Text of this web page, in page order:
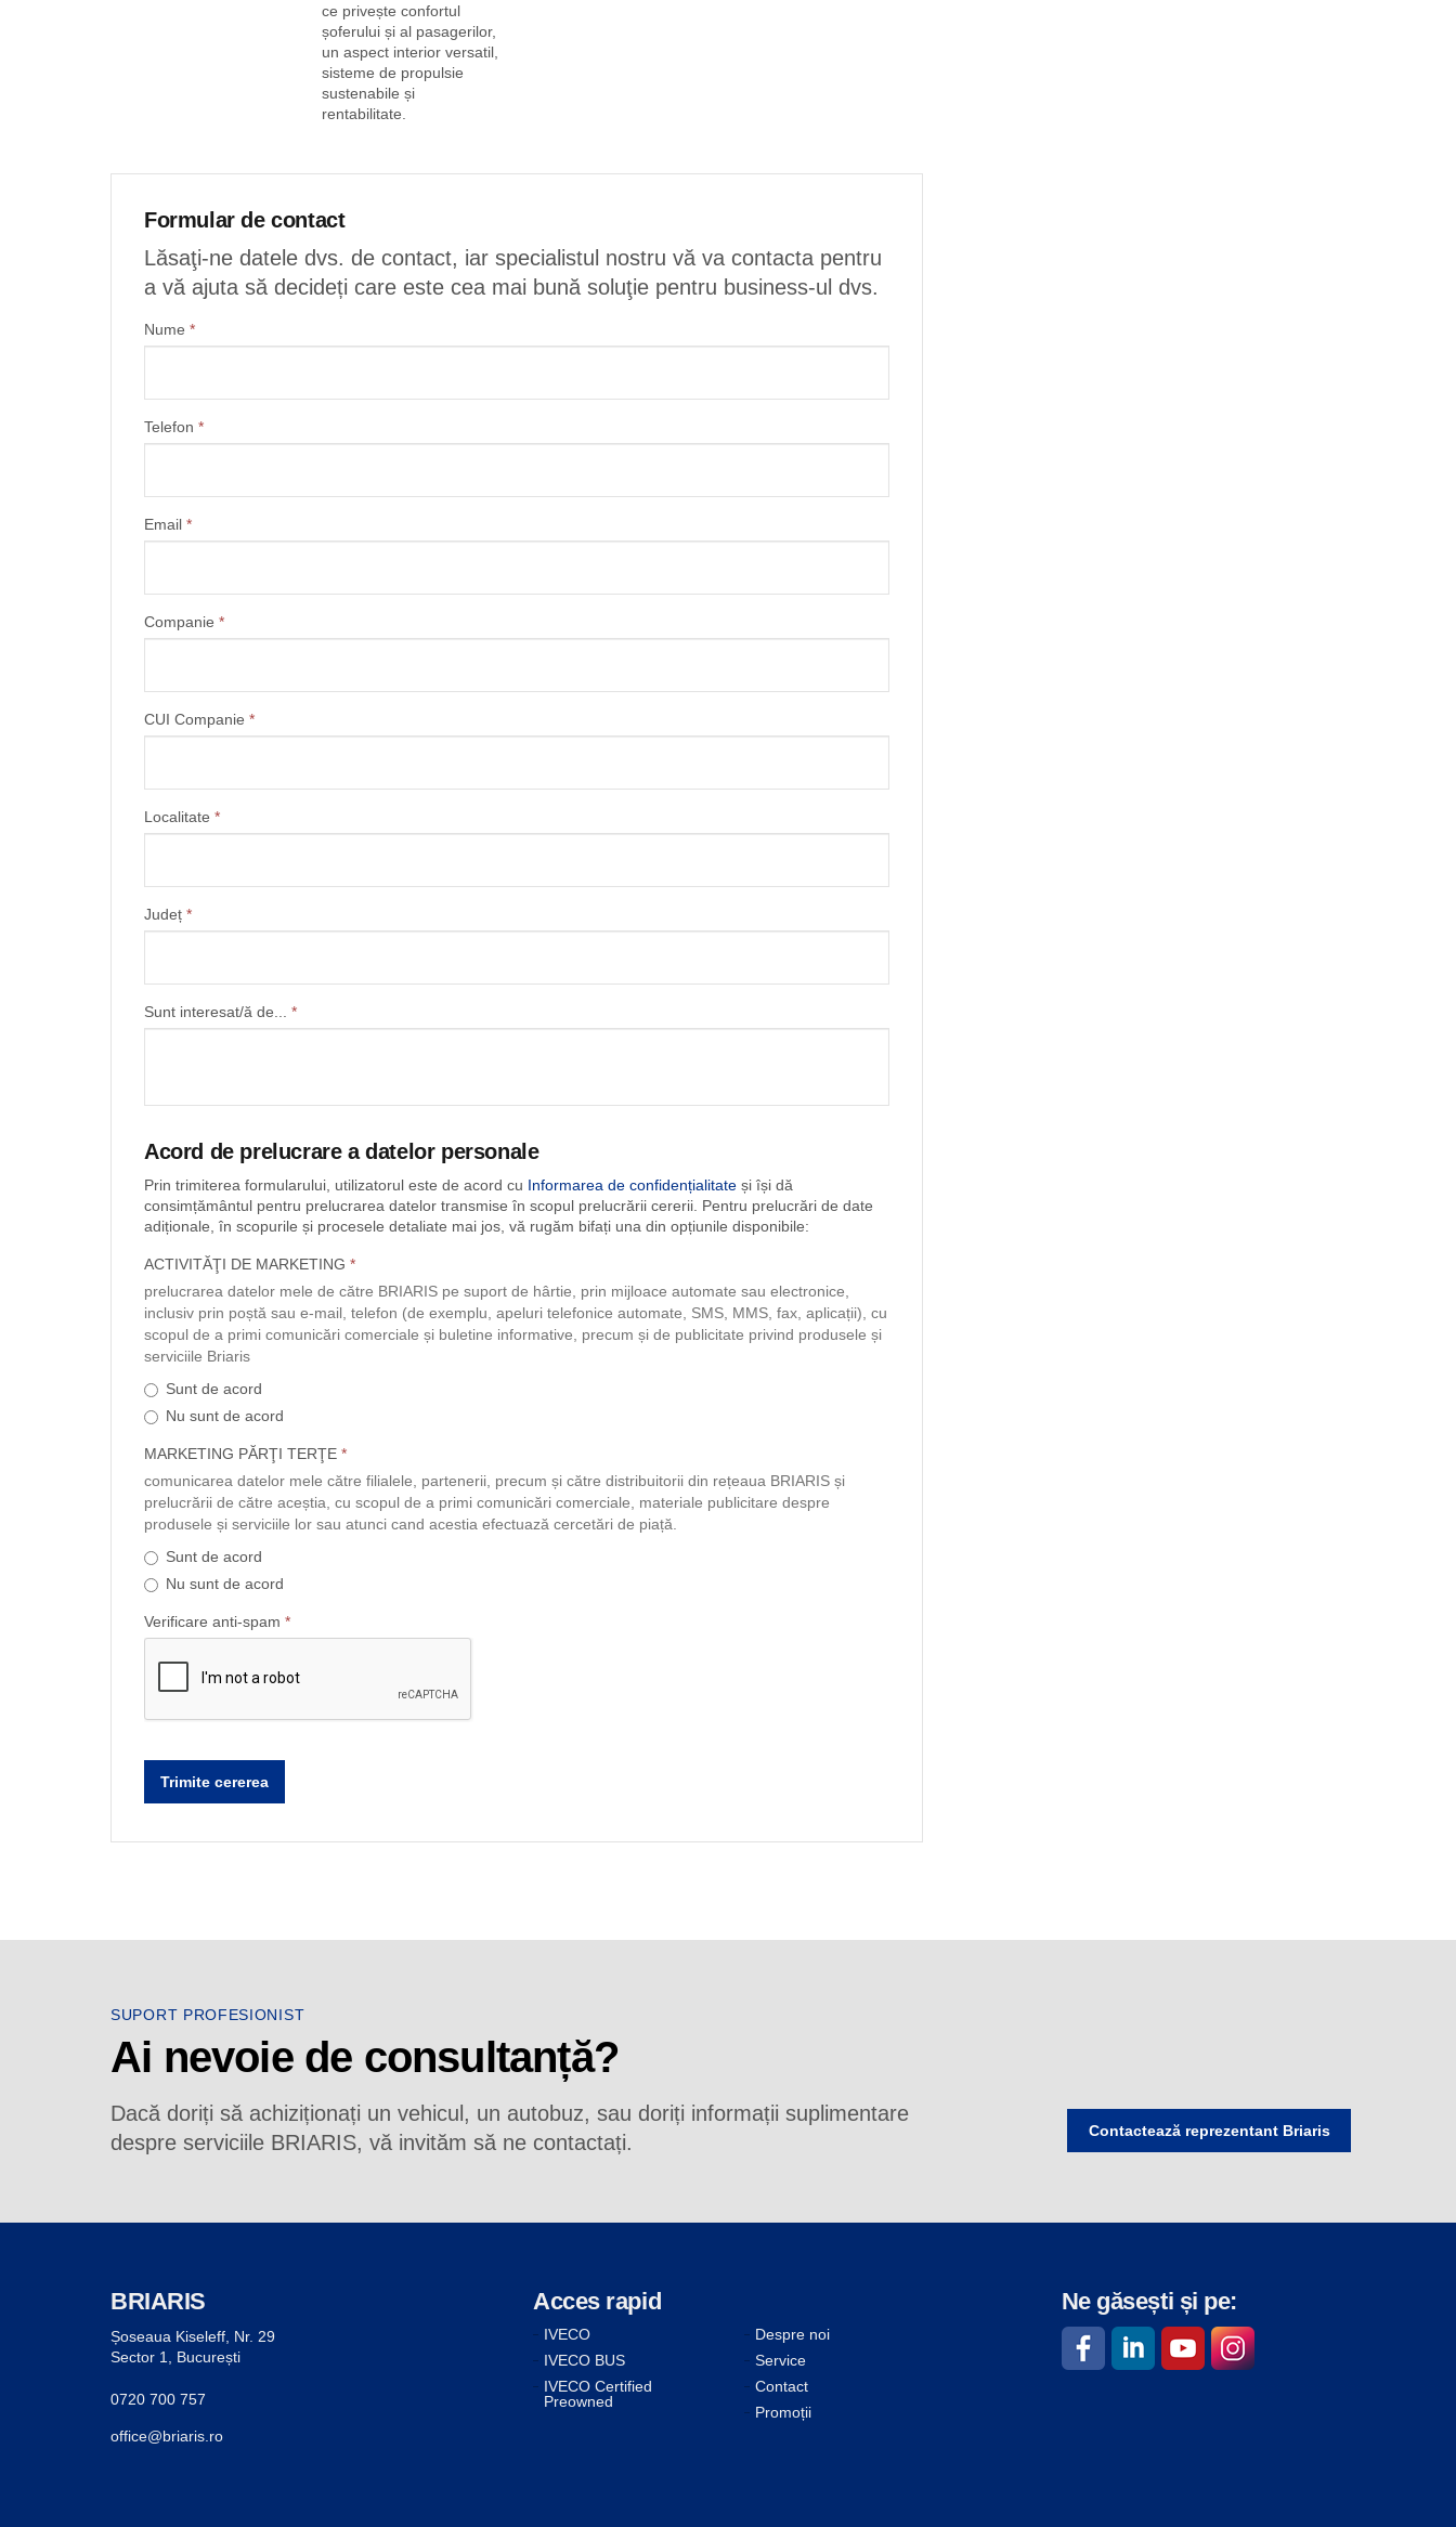
ce privește confortul
șoferului și al pasagerilor,
un aspect interior versatil,
sisteme de propulsie
sustenabile și
rentabilitate.
Formular de contact
Lăsaţi-ne datele dvs. de contact, iar specialistul nostru vă va contacta pentru
a vă ajuta să decideți care este cea mai bună soluţie pentru business-ul dvs.
Nume *
Telefon *
Email *
Companie *
CUI Companie *
Localitate *
Județ *
Sunt interesat/ă de... *
Acord de prelucrare a datelor personale
Prin trimiterea formularului, utilizatorul este de acord cu Informarea de confidențialitate și își dă
consimțământul pentru prelucrarea datelor transmise în scopul prelucrării cererii. Pentru prelucrări de date
adiționale, în scopurile și procesele detaliate mai jos, vă rugăm bifați una din opțiunile disponibile:
ACTIVITĂŢI DE MARKETING *
prelucrarea datelor mele de către BRIARIS pe suport de hârtie, prin mijloace automate sau electronice,
inclusiv prin poștă sau e-mail, telefon (de exemplu, apeluri telefonice automate, SMS, MMS, fax, aplicații), cu
scopul de a primi comunicări comerciale și buletine informative, precum și de publicitate privind produsele și
serviciile Briaris
Sunt de acord
Nu sunt de acord
MARKETING PĂRŢI TERŢE *
comunicarea datelor mele către filialele, partenerii, precum și către distribuitorii din rețeaua BRIARIS și
prelucrării de către aceștia, cu scopul de a primi comunicări comerciale, materiale publicitare despre
produsele și serviciile lor sau atunci cand acestia efectuază cercetări de piață.
Sunt de acord
Nu sunt de acord
Verificare anti-spam *
Trimite cererea
SUPORT PROFESIONIST
Ai nevoie de consultanță?
Dacă doriți să achiziționați un vehicul, un autobuz, sau doriți informații suplimentare
despre serviciile BRIARIS, vă invităm să ne contactați.
Contactează reprezentant Briaris
BRIARIS
Șoseaua Kiseleff, Nr. 29
Sector 1, București
0720 700 757
office@briaris.ro
Acces rapid
IVECO
Despre noi
IVECO BUS
Service
IVECO Certified
Preowned
Contact
Promoții
Ne găsești și pe: